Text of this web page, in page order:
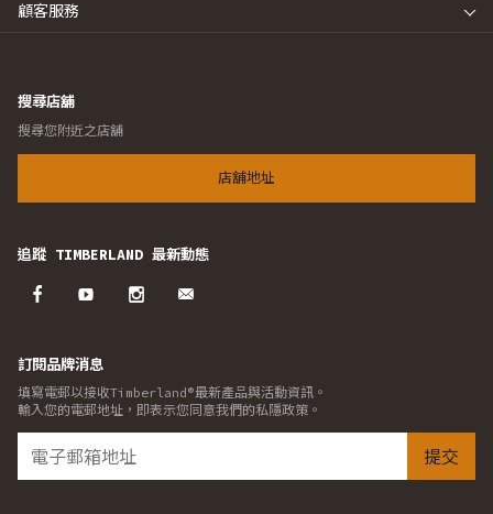
顧客服務
搜尋店舖
搜尋您附近之店舖
店舖地址
追蹤 TIMBERLAND 最新動態
訂閱品牌消息
填寫電郵以接收Timberland®最新產品與活動資訊。
輸入您的電郵地址，即表示您同意我們的私隱政策。
提交